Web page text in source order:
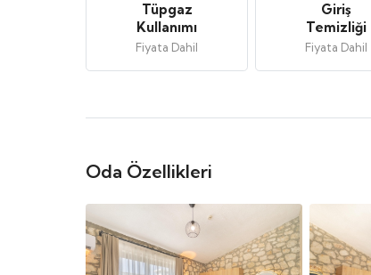
Tüpgaz
Kullanımı
Fiyata Dahil
Giriş
Temizliği
Fiyata Dahil
Oda Özellikleri